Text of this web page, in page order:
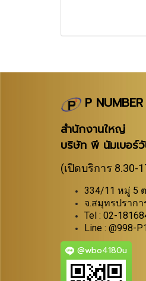
P
สำนักงานใหญ่
บริษัท พี นัมเบอร์
(เปิดบริการ 8.30-
334/11 หมู่ 5
จ.สมุทรปรากา
Tel : 02-
Line : @998-
@wbo4180u